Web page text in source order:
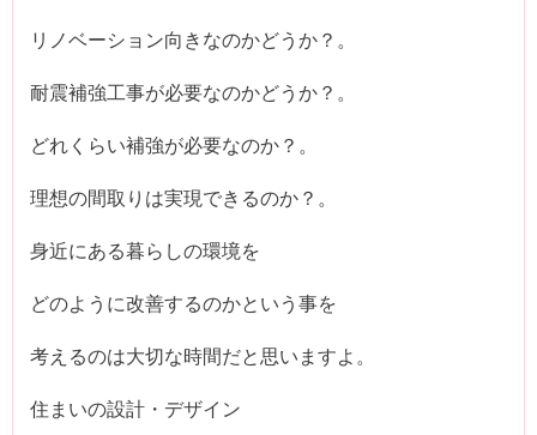
リノベーション向きなのかどうか？。
耐震補強工事が必要なのかどうか？。
どれくらい補強が必要なのか？。
理想の間取りは実現できるのか？。
身近にある暮らしの環境を
どのように改善するのかという事を
考えるのは大切な時間だと思いますよ。
住まいの設計・デザイン